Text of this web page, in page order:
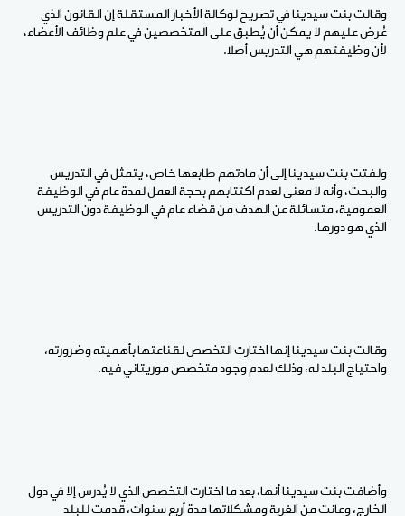
وقالت بنت سيدينا في تصريح لوكالة الأخبار المستقلة إن القانون الذي
عُرض عليهم لا يمكن أن يُطبق على المتخصصين في علم وظائف الأعضاء،
لأن وظيفتهم هي التدريس أصلا.
ولفتت بنت سيدينا إلى أن مادتهم طابعها خاص، يتمثل في التدريس
والبحت، وأنه لا معنى لعدم اكتتابهم بحجة العمل لمدة عام في الوظيفة
العمومية، متسائلة عن الهدف من قضاء عام في الوظيفة دون التدريس
الذي هو دورها.
وقالت بنت سيدينا إنها اختارت التخصص لقناعتها بأهميته وضرورته،
واحتياج البلد له، وذلك لعدم وجود متخصص موريتاني فيه.
وأضافت بنت سيدينا أنها، بعد ما اختارت التخصص الذي لا يُدرس إلا في دول
الخارج، وعانت من الغربة ومشكلاتها مدة أربع سنوات، قدمت للبلد